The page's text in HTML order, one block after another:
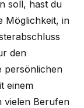
soll, hast du
Möglichkeit, in
den
persönlichen
einem
vielen Berufen